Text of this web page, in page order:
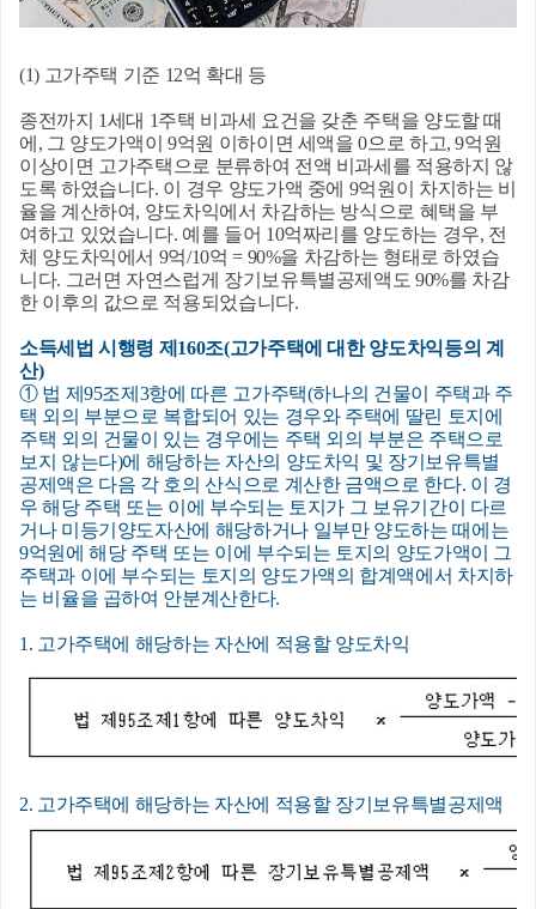
(1) 고가주택 기준 12억 확대 등
종전까지 1세대 1주택 비과세 요건을 갖춘 주택을 양도할 때
에, 그 양도가액이 9억원 이하이면 세액을 0으로 하고, 9억원
이상이면 고가주택으로 분류하여 전액 비과세를 적용하지 않
도록 하였습니다. 이 경우 양도가액 중에 9억원이 차지하는 비
율을 계산하여, 양도차익에서 차감하는 방식으로 혜택을 부
여하고 있었습니다. 예를 들어 10억짜리를 양도하는 경우, 전
체 양도차익에서 9억/10억 = 90%을 차감하는 형태로 하였습
니다. 그러면 자연스럽게 장기보유특별공제액도 90%를 차감
한 이후의 값으로 적용되었습니다.
소득세법 시행령 제160조(고가주택에 대한 양도차익등의 계
산)
① 법 제95조제3항에 따른 고가주택(하나의 건물이 주택과 주
택 외의 부분으로 복합되어 있는 경우와 주택에 딸린 토지에
주택 외의 건물이 있는 경우에는 주택 외의 부분은 주택으로
보지 않는다)에 해당하는 자산의 양도차익 및 장기보유특별
공제액은 다음 각 호의 산식으로 계산한 금액으로 한다. 이 경
우 해당 주택 또는 이에 부수되는 토지가 그 보유기간이 다르
거나 미등기양도자산에 해당하거나 일부만 양도하는 때에는
9억원에 해당 주택 또는 이에 부수되는 토지의 양도가액이 그
주택과 이에 부수되는 토지의 양도가액의 합계액에서 차지하
는 비율을 곱하여 안분계산한다.
1. 고가주택에 해당하는 자산에 적용할 양도차익
2. 고가주택에 해당하는 자산에 적용할 장기보유특별공제액